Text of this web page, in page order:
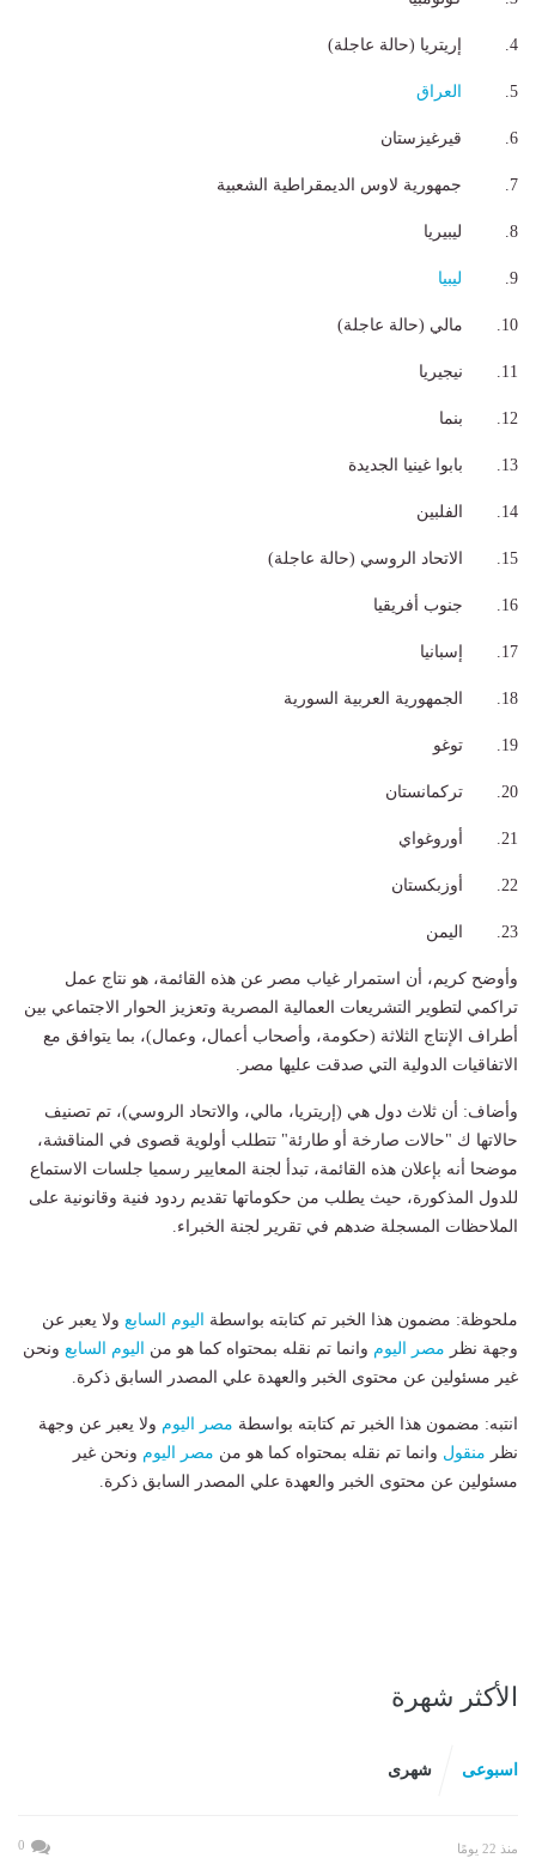
4. إريتريا (حالة عاجلة)
5. العراق
6. قيرغيزستان
7. جمهورية لاوس الديمقراطية الشعبية
8. ليبيريا
9. ليبيا
10. مالي (حالة عاجلة)
11. نيجيريا
12. بنما
13. بابوا غينيا الجديدة
14. الفلبين
15. الاتحاد الروسي (حالة عاجلة)
16. جنوب أفريقيا
17. إسبانيا
18. الجمهورية العربية السورية
19. توغو
20. تركمانستان
21. أوروغواي
22. أوزبكستان
23. اليمن
وأوضح كريم، أن استمرار غياب مصر عن هذه القائمة، هو نتاج عمل
تراكمي لتطوير التشريعات العمالية المصرية وتعزيز الحوار الاجتماعي بين
أطراف الإنتاج الثلاثة (حكومة، وأصحاب أعمال، وعمال)، بما يتوافق مع
الاتفاقيات الدولية التي صدقت عليها مصر.
وأضاف: أن ثلاث دول هي (إريتريا، مالي، والاتحاد الروسي)، تم تصنيف
حالاتها ك "حالات صارخة أو طارئة" تتطلب أولوية قصوى في المناقشة،
موضحا أنه بإعلان هذه القائمة، تبدأ لجنة المعايير رسميا جلسات الاستماع
للدول المذكورة، حيث يطلب من حكوماتها تقديم ردود فنية وقانونية على
الملاحظات المسجلة ضدهم في تقرير لجنة الخبراء.
ملحوظة: مضمون هذا الخبر تم كتابته بواسطة اليوم السابع ولا يعبر عن
وجهة نظر مصر اليوم وانما تم نقله بمحتواه كما هو من اليوم السابع ونحن
غير مسئولين عن محتوى الخبر والعهدة علي المصدر السابق ذكرة.
انتبه: مضمون هذا الخبر تم كتابته بواسطة مصر اليوم ولا يعبر عن وجهة
نظر منقول وانما تم نقله بمحتواه كما هو من مصر اليوم ونحن غير
مسئولين عن محتوى الخبر والعهدة علي المصدر السابق ذكرة.
الأكثر شهرة
اسبوعى شهرى
منذ 22 يومًا 0